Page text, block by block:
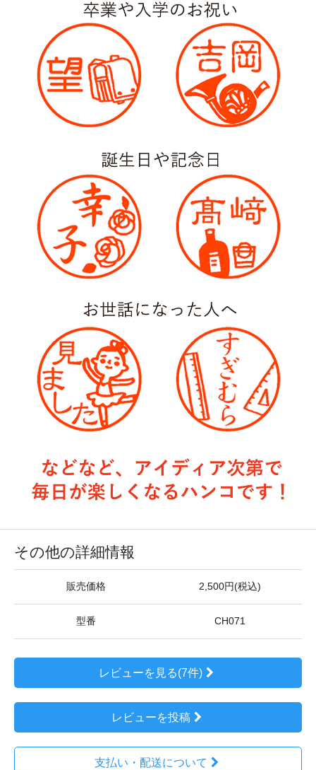
その他の詳細情報
販売価格 2,500円(税込)
型番 CH071
レビューを見る(7件)
レビューを投稿
支払い・配送について